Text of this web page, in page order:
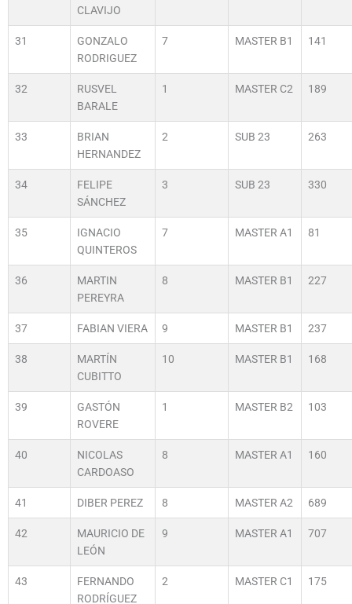
CLAVIJO
31
GONZALO
RODRIGUEZ
7 MASTER B1 141
32
RUSVEL
BARALE
1 MASTER C2 189
33
BRIAN
HERNANDEZ
2 SUB 23 263
34
FELIPE
SÁNCHEZ
3 SUB 23 330
35
IGNACIO
QUINTEROS
7 MASTER A1 81
36
MARTIN
PEREYRA
8 MASTER B1 227
37 FABIAN VIERA 9 MASTER B1 237
38
MARTÍN
CUBITTO
10 MASTER B1 168
39
GASTÓN
ROVERE
1 MASTER B2 103
40
NICOLAS
CARDOASO
8 MASTER A1 160
41 DIBER PEREZ 8 MASTER A2 689
42
MAURICIO DE
LEÓN
9 MASTER A1 707
43
FERNANDO
RODRÍGUEZ
2 MASTER C1 175